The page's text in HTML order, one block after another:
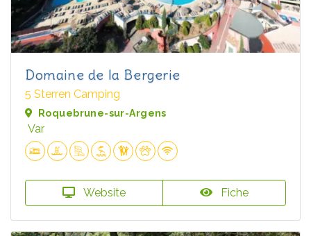
Domaine de la Bergerie
5 Sterren Camping
Roquebrune-sur-Argens
Var
Website Fiche